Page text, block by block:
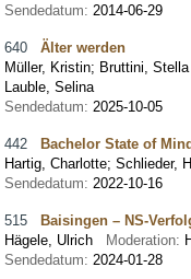
Sendedatum: 2014-06-29
640 Älter werden
Müller, Kristin; Bruttini, Stella
Lauble, Selina
Sendedatum: 2025-10-05
442 Bachelor State of
Hartig, Charlotte; Schlieder,
Sendedatum: 2022-10-16
515 Baisingen – NS-
Hägele, Ulrich
Moderation:
Sendedatum: 2024-01-28